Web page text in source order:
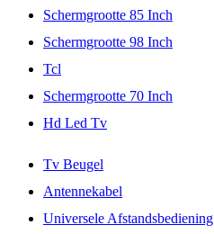
Schermgrootte 85 Inch
Schermgrootte 98 Inch
Tcl
Schermgrootte 70 Inch
Hd Led Tv
Tv Beugel
Antennekabel
Universele Afstandsbediening